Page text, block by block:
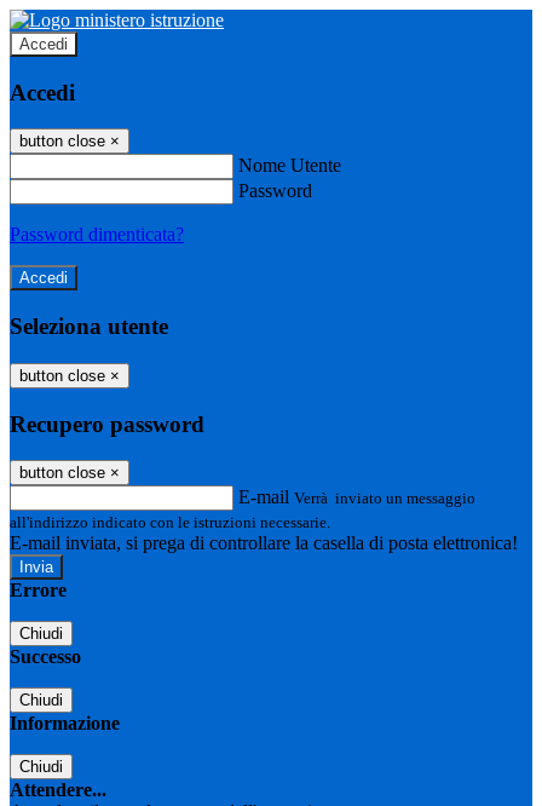
Accedi
Accedi
button close ×
Nome Utente
Password
Password dimenticata?
Seleziona utente
button close ×
Recupero password
button close ×
E-mail Verrà inviato un messaggio
all'indirizzo indicato con le istruzioni necessarie.
E-mail inviata, si prega di controllare la casella di posta elettronica!
Errore
Chiudi
Successo
Chiudi
Informazione
Chiudi
Attendere...